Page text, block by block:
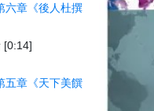
六章《後人杜撰
[0:14]
五章《天下美饌